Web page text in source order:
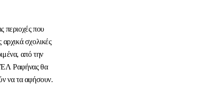
περιοχές που
σχολικές
από την
Ραφήνας θα
να τα αφήσουν.